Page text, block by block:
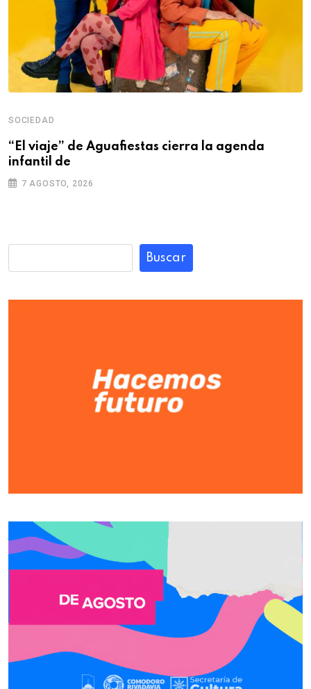
SOCIEDAD
“El viaje” de Aguafiestas cierra la agenda
infantil de
7 AGOSTO, 2026
Buscar